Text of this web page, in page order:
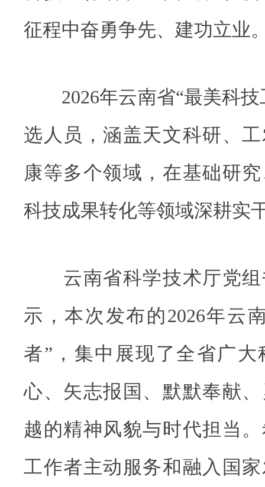
征程中奋勇争先、建功立业
2026年云南省“最美科技
选人员，涵盖天文科研、
康等多个领域，在基础研
科技成果转化等领域深耕实
云南省科学技术厅党组
示，本次发布的2026年云
者”，集中展现了全省广
心、矢志报国、默默奉献
越的精神风貌与时代担当
工作者主动服务和融入国